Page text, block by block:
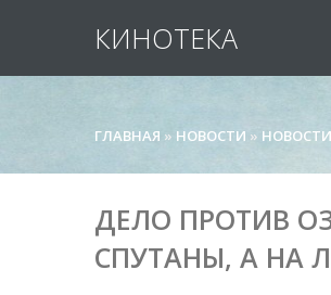
КИНОТЕКА
ГЛАВНАЯ » НОВОСТИ »
ДЕЛО ПРОТИВ
СПУТАНЫ, А НА